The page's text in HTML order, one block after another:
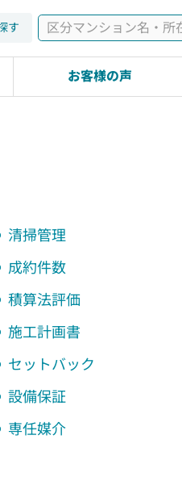
す
お客様の声
清掃管理
成約件数
積算法評価
施工計画書
セットバック
設備保証
専任媒介